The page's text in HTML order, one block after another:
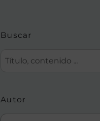
Buscar
Autor